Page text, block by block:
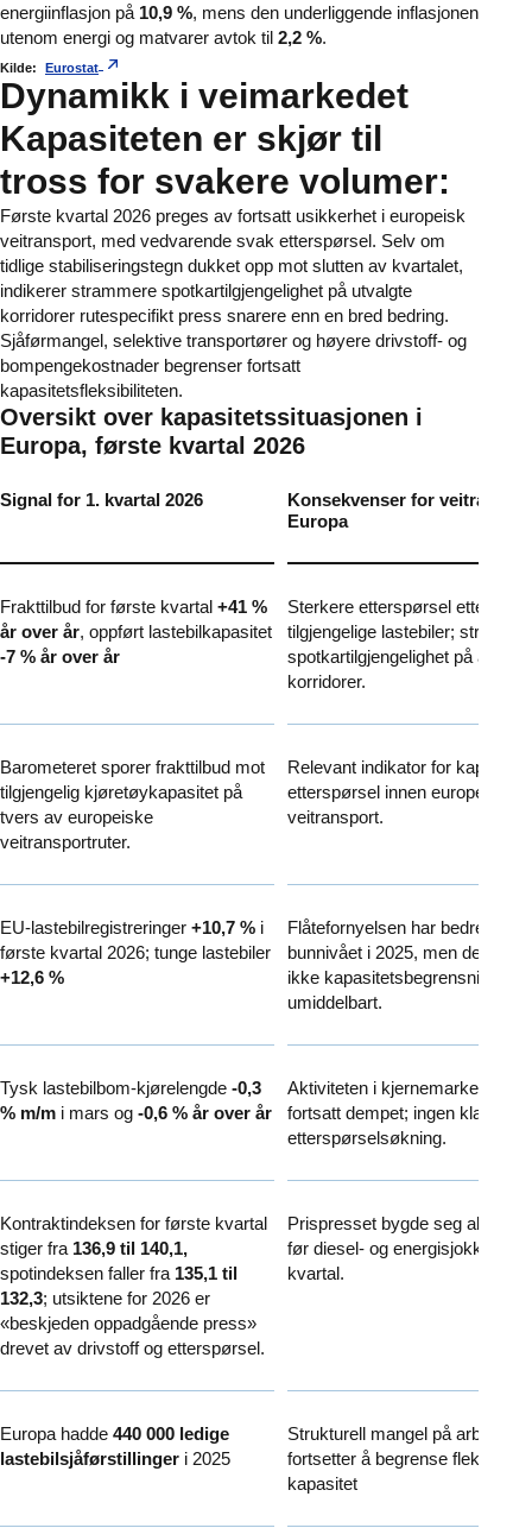
energiinflasjon på 10,9 %, mens den underliggende inflasjonen
utenom energi og matvarer avtok til 2,2 %.
Kilde: Eurostat
Dynamikk i veimarkedet
Kapasiteten er skjør til
tross for svakere volumer:
Første kvartal 2026 preges av fortsatt usikkerhet i europeisk
veitransport, med vedvarende svak etterspørsel. Selv om
tidlige stabiliseringstegn dukket opp mot slutten av kvartalet,
indikerer strammere spotkartilgjengelighet på utvalgte
korridorer rutespecifikt press snarere enn en bred bedring.
Sjåførmangel, selektive transportører og høyere drivstoff- og
bompengekostnader begrenser fortsatt
kapasitetsfleksibiliteten.
Oversikt over kapasitetssituasjonen i
Europa, første kvartal 2026
Signal for 1. kvartal 2026
Konsekvenser for
Europa
Frakttilbud for første kvartal +41 %
år over år, oppført lastebilkapasitet
-7 % år over år
Sterkere etterspørsel etter
tilgjengelige lastebiler;
spotkartilgjengelighet på aktive
korridorer.
Barometeret sporer frakttilbud mot
tilgjengelig kjøretøykapasitet på
tvers av europeiske
veitransportruter.
Relevant indikator for kapasitet
etterspørsel innen europeisk
veitransport.
EU-lastebilregistreringer +10,7 %i
første kvartal 2026; tunge lastebiler
+12,6 %
Flåtefornyelsen har bedret seg
bunnivået i 2025, men dette
ikke kapasitetsbegrensningene
umiddelbart.
Tysk lastebilbom-kjørelengde -0,3
% m/mi mars og -0,6 % år over år
Aktiviteten i kjernemarkedet er
fortsatt dempet; ingen klar bred
etterspørselsøkning.
Kontraktindeksen for første kvartal
stiger fra 136,9 til 140,1,
spotindeksen faller fra 135,1 til
132,3; utsiktene for 2026 er
«beskjeden oppadgående press»
drevet av drivstoff og etterspørsel.
Prispresset bygde seg allerede
før diesel- og energisjokket i
kvartal.
Europa hadde 440 000 ledige
lastebilsjåførstillingeri 2025
Strukturell mangel på
fortsetter å begrense fleksibel
kapasitet